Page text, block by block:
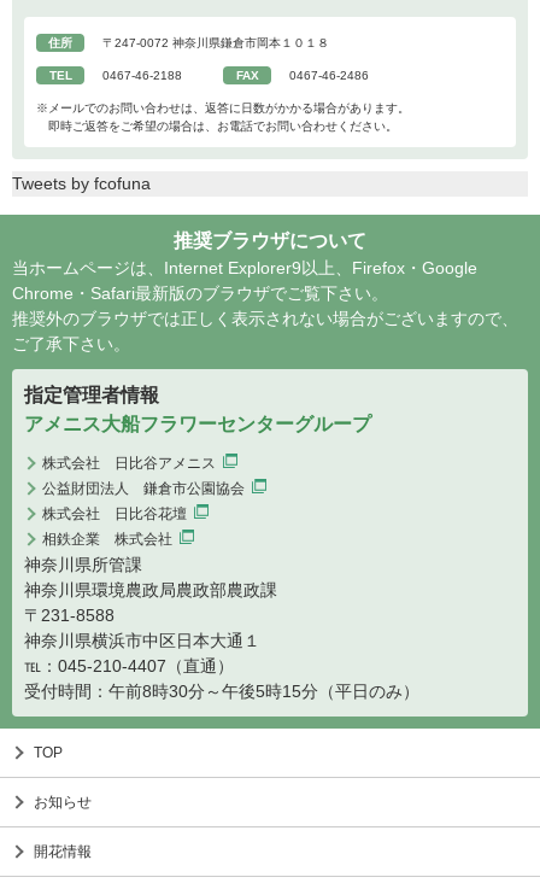
住所 〒247-0072 神奈川県鎌倉市岡本１０１８
TEL 0467-46-2188 FAX 0467-46-2486
※メールでのお問い合わせは、返答に日数がかかる場合があります。
即時ご返答をご希望の場合は、お電話でお問い合わせください。
Tweets by fcofuna
推奨ブラウザについて
当ホームページは、Internet Explorer9以上、Firefox・Google
Chrome・Safari最新版のブラウザでご覧下さい。
推奨外のブラウザでは正しく表示されない場合がございますので、
ご了承下さい。
指定管理者情報
アメニス大船フラワーセンターグループ
株式会社 日比谷アメニス
公益財団法人 鎌倉市公園協会
株式会社 日比谷花壇
相鉄企業 株式会社
神奈川県所管課
神奈川県環境農政局農政部農政課
〒231-8588
神奈川県横浜市中区日本大通１
℡：045-210-4407（直通）
受付時間：午前8時30分～午後5時15分（平日のみ）
TOP
お知らせ
開花情報